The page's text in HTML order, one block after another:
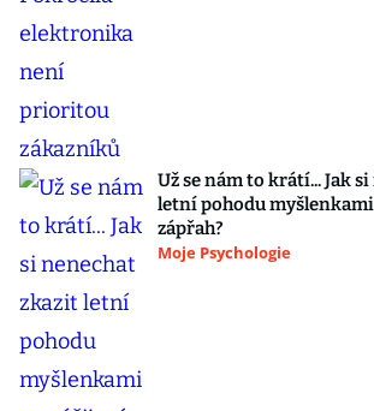
Už se nám to krátí... Jak
letní pohodu
zápřah?
Moje Psychologie